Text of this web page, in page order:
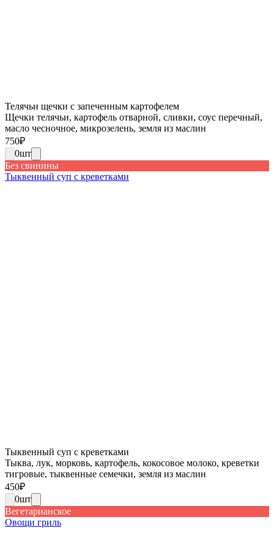
Телячьи щечки с запеченным картофелем
Щечки телячьи, картофель отварной, сливки, соус перечный,
масло чесночное, микрозелень, земля из маслин
750₽
0шт
Без свинины
Тыквенный суп с креветками
Тыквенный суп с креветками
Тыква, лук, морковь, картофель, кокосовое молоко, креветки
тигровые, тыквенные семечки, земля из маслин
450₽
0шт
Вегетарианское
Овощи гриль